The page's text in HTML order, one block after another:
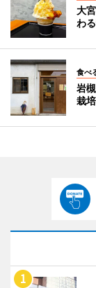
大
わ
食べ
岩
栽